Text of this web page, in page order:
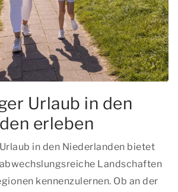
Urlaub in den
erleben
in den Niederlanden bietet
Landschaften
kennenzulernen. Ob an der